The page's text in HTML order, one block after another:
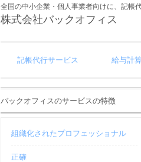
全国の中小企業・個人事業者向けに、記帳
株式会社バックオフィス
記帳代行サービス 給与計
バックオフィスのサービスの特徴
組織化されたプロフェッショナル
正確